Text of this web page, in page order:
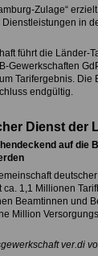
Zulage“
in
führt die Länder-
Tarifergebnis. Die
endgültig.
Dienst der
auf die
1,1 Millionen
Beamtinnen und
Million
ver.di